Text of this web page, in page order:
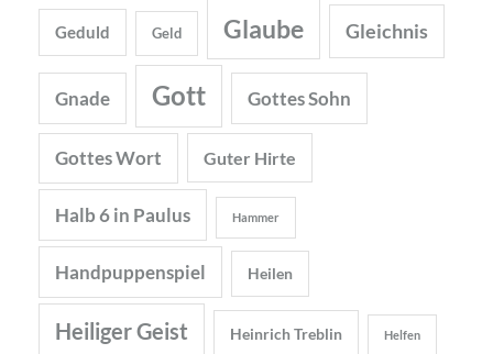
Geduld Geld Glaube Gleichnis
Gnade Gott Gottes Sohn
Gottes Wort Guter Hirte
Halb 6 in Paulus Hammer
Handpuppenspiel Heilen
Heiliger Geist Heinrich Treblin Helfen